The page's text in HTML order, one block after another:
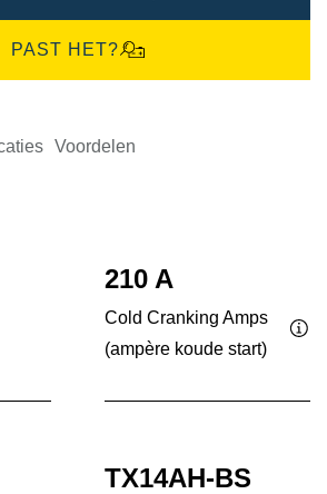
PAST HET?
Voordelen
210 A
Cold Cranking Amps
(ampère koude start)
TX14AH-BS